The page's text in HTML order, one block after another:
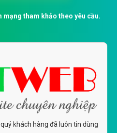
mạng tham khảo theo yêu cầu.
khách hàng đã luôn tin dùng